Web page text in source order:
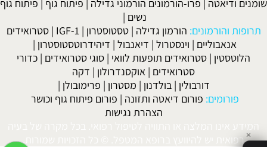
שומנים ודיאטה | פרו-הורמונים הורמוני גדילה | פיתוח גוף | פיתוח גוף
נשים |
תרופות והורמונים: הורמון גדילה |טסטוסטרון |
IGF-1
|סטרואידים
אנאבוליים | וינסטרול | דיאנבול | דיהידרוטסטוסטרון |
הלוטסטין | סטרואידים תופעות לוואי | סוגי סטרואידים | כדורי
סטרואידים | אוקסנדרולון | דקה
דורבולין |בולדנון | מסטרון | פרימובולן |
פורומים: פורום דיאטה ותזונה | פורום פיתוח גוף וכושר
הצהרת נגישות
המידע אינו המלצה או התוויה לטיפול רפואי. בכל מקרה של בעיה
רפואית יש להיוועץ ברופא המטפל. © כל הזכויות שמורות. ✕